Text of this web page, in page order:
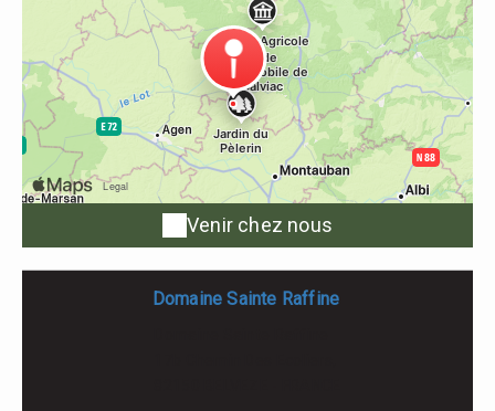
tourisme.fr
Venir chez nous
Domaine Sainte Raffine